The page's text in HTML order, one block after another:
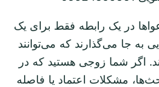
در یک رابطه فقط برای یک
به جا می‌گذارند که می‌توانند
اگر شما زوجی هستید که در
مشکلات اعتماد یا فاصله